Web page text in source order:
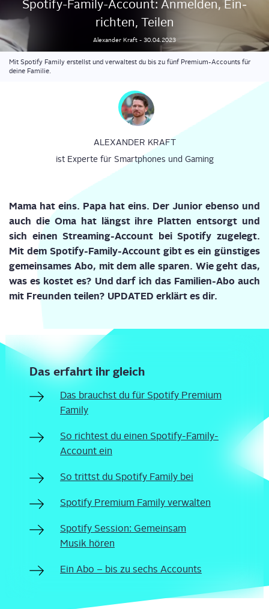
Spo­ti­fy-Fami­ly-Account: Anmel­den, Ein­
rich­ten, Teilen
Alexander Kraft - 30.04.2023
Mit Spotify Family erstellst und verwaltest du bis zu fünf Premium-Accounts für
deine Familie.
ALEXANDER KRAFT
ist Experte für Smartphones und Gaming
Mama hat eins. Papa hat eins. Der Juni­or eben­so und
auch die Oma hat längst ihre Plat­ten ent­sorgt und
sich einen Strea­ming-Account bei Spo­ti­fy zuge­legt.
Mit dem Spo­ti­fy-Fami­ly-Account gibt es ein güns­ti­ges
gemein­sa­mes Abo, mit dem alle spa­ren. Wie geht das,
was es kos­tet es? Und darf ich das Fami­li­en-Abo auch
mit Freun­den tei­len? UPDATED erklärt es dir.
Das erfahrt ihr gleich
Das brauchst du für Spo­ti­fy Pre­mi­um
Family
So rich­test du einen Spo­ti­fy-Fami­ly-
Account ein
So trittst du Spo­ti­fy Fami­ly bei
Spo­ti­fy Pre­mi­um Fami­ly verwalten
Spo­ti­fy Ses­si­on: Gemein­sam
Musik hören
Ein Abo – bis zu sechs Accounts